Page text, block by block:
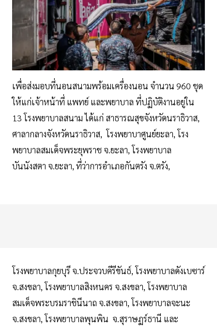
เพื่อส่งมอบที่นอนสนามพร้อมเครื่องนอน จำนวน 960 ชุด
ให้แก่เจ้าหน้าที่ แพทย์ และพยาบาล ที่ปฏิบัติงานอยู่ใน
13 โรงพยาบาลสนาม ได้แก่ สาธารณสุขจังหวัดนราธิวาส,
ศาลากลางจังหวัดนราธิวาส, โรงพยาบาศูนย์ยะลา, โรง
พยาบาลสมเด็จพระยุพราช จ.ยะลา, โรงพยาบาล
บันนังสตา จ.ยะลา, ที่ว่าการอำเภอกันตรัง จ.ตรัง,
โรงพยาบาลกุยบุรี จ.ประจวบคีรีขันธ์, โรงพยาบาลดังเบซาร์
จ.สงขลา, โรงพยาบาลสิงหนคร จ.สงขลา, โรงพยาบาล
สมเด็จพระบรมราชินีนาถ จ.สงขลา, โรงพยาบาลจะนะ
จ.สงขลา, โรงพยาบาลพุนพิน จ.สุราษฏร์ธานี และ